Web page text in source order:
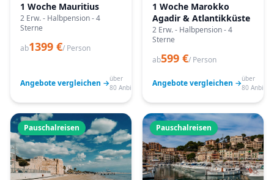
1 Woche Mauritius
2 Erw. - Halbpension - 4
Sterne
ab1399 €/ Person
Angebote vergleichen →über
80 Anbieter
1 Woche Marokko
Agadir & Atlantikküste
2 Erw. - Halbpension - 4
Sterne
ab599 €/ Person
Angebote vergleichen →über
80
Pauschalreisen Pauschalreisen